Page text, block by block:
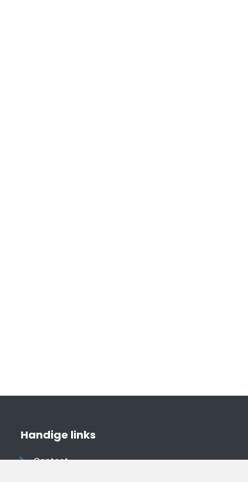
Handige links
Contact